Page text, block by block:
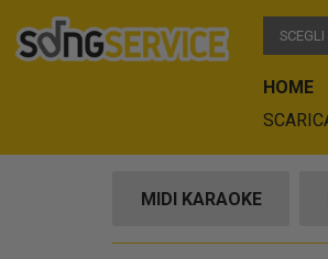
HOME
MIDI KARAOKE